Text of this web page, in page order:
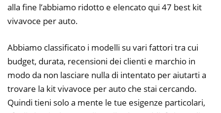
alla fine l’abbiamo ridotto e elencato qui 47 best kit
vivavoce per auto.
Abbiamo classificato i modelli su vari fattori tra cui
budget, durata, recensioni dei clienti e marchio in
modo da non lasciare nulla di intentato per aiutarti a
trovare la kit vivavoce per auto che stai cercando.
Quindi tieni solo a mente le tue esigenze particolari,